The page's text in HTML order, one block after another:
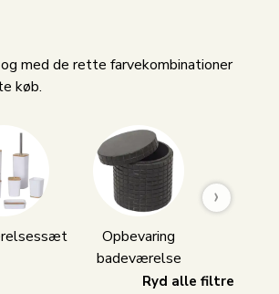
med de rette farvekombinationer
køb.
Opbevaring
badeværelse
›
Ryd alle filtre